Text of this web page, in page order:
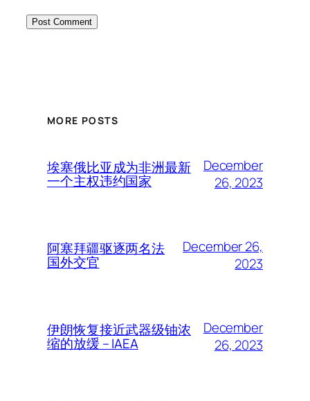
MORE POSTS
埃塞俄比亚成为非洲最新
一个主权违约国家
December
26, 2023
阿塞拜疆驱逐两名法
国外交官
December 26,
2023
伊朗恢复接近武器级铀浓
缩的放缓 – IAEA
December
26, 2023